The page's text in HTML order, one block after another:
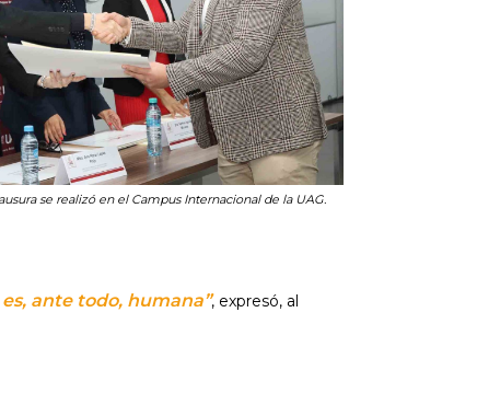
se realizó en el Campus Internacional de la UAG.
ante todo, humana”, expresó, al